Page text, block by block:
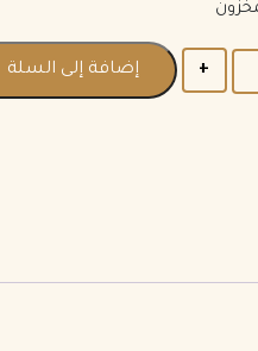
إضافة إلى السلة